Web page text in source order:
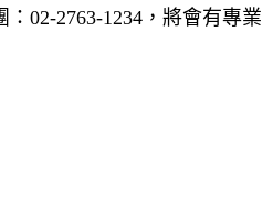
02-2763-1234，將會有專業